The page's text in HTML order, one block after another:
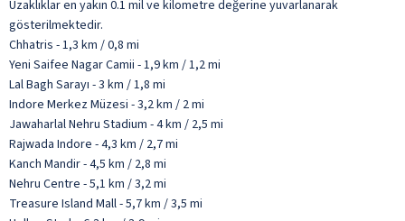
Uzaklıklar en yakın 0.1 mil ve kilometre değerine yuvarlanarak
gösterilmektedir.
Chhatris - 1,3 km / 0,8 mi
Yeni Saifee Nagar Camii - 1,9 km / 1,2 mi
Lal Bagh Sarayı - 3 km / 1,8 mi
Indore Merkez Müzesi - 3,2 km / 2 mi
Jawaharlal Nehru Stadium - 4 km / 2,5 mi
Rajwada Indore - 4,3 km / 2,7 mi
Kanch Mandir - 4,5 km / 2,8 mi
Nehru Centre - 5,1 km / 3,2 mi
Treasure Island Mall - 5,7 km / 3,5 mi